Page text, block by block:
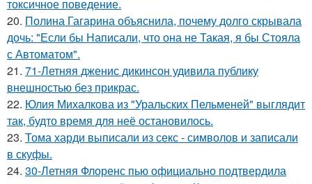
токсичное поведение.
20. Полина Гагарина объяснила, почему долго скрывала
дочь: "Если бы Написали, что она не Такая, я бы Стояла
с Автоматом".
21. 71-Летняя дженис дикинсон удивила публику
внешностью без прикрас.
22. Юлия Михалкова из "Уральских Пельменей" выглядит
так, будто время для неё остановилось.
23. Тома харди выписали из секс - символов и записали
в скуфы.
24. 30-Летняя Флоренс пью официально подтвердила